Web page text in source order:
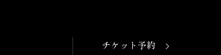
本日開館